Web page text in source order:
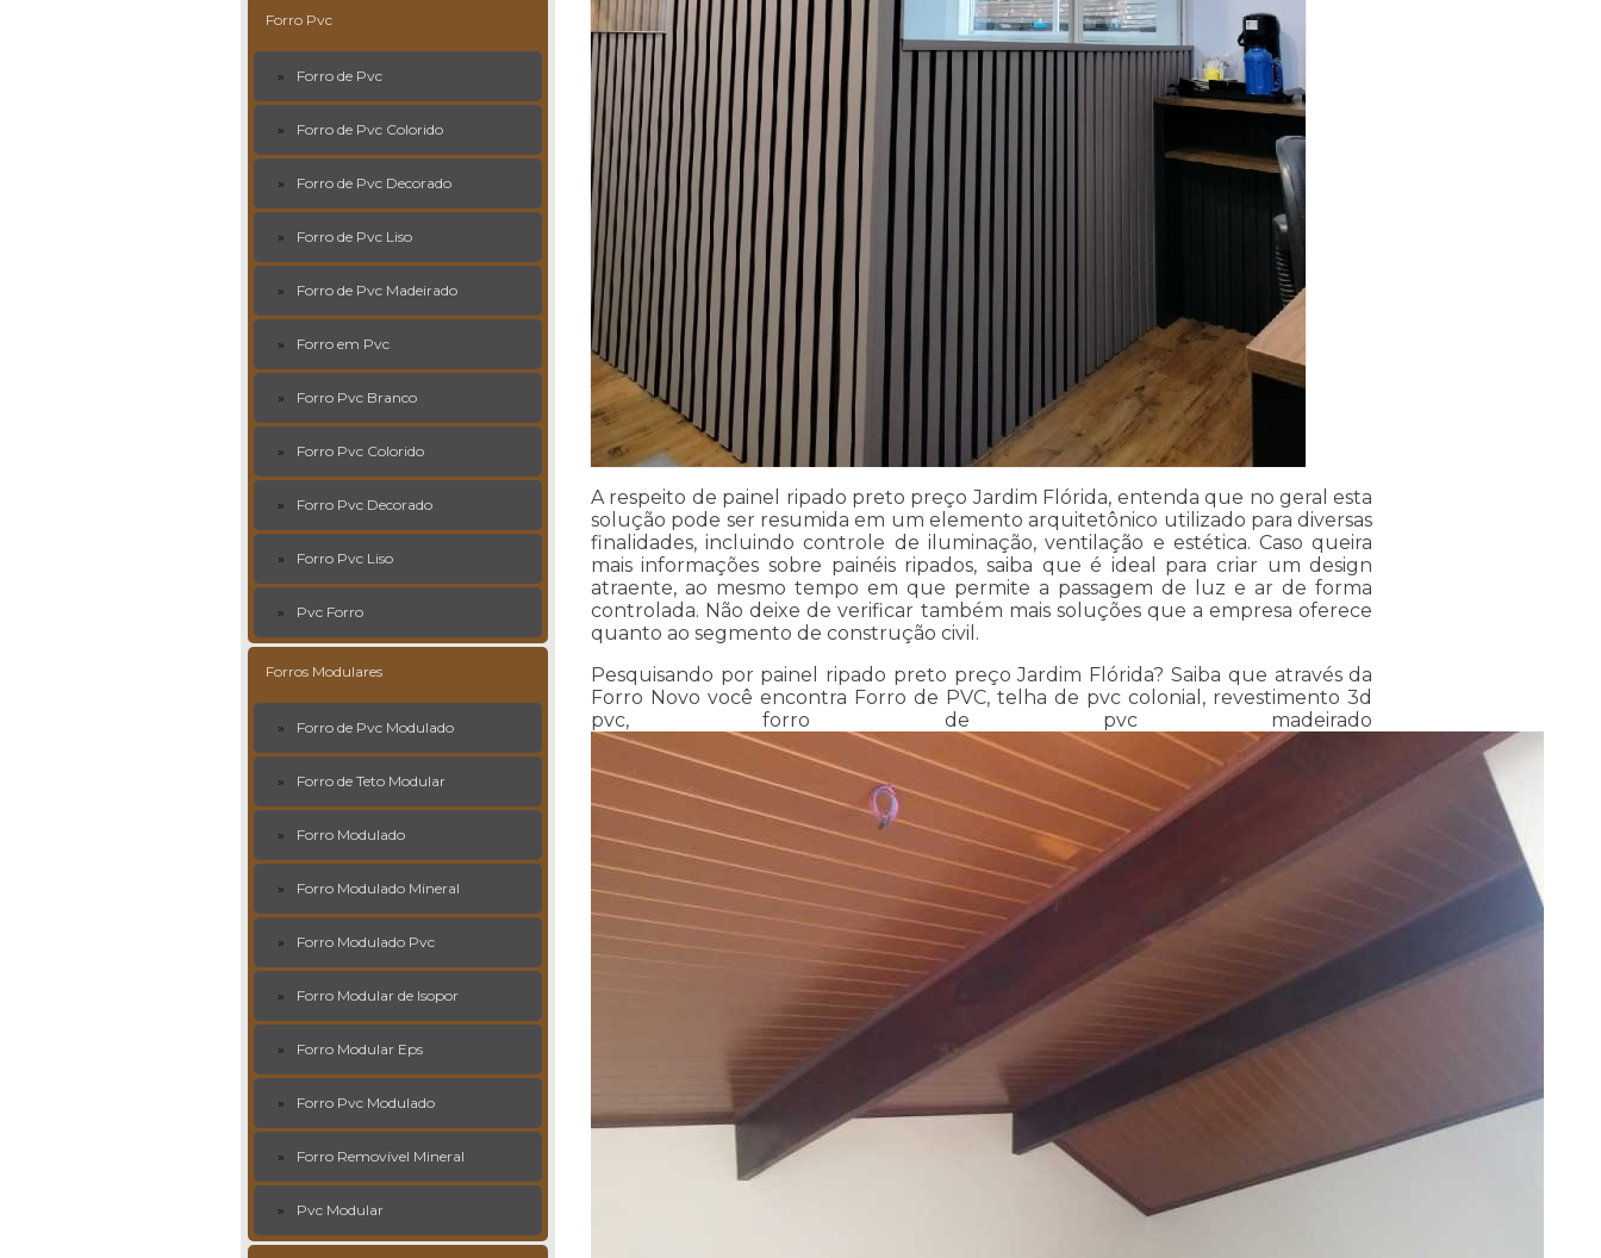
Forro Pvc
Forro de Pvc
Forro de Pvc Colorido
Forro de Pvc Decorado
Forro de Pvc Liso
Forro de Pvc Madeirado
Forro em Pvc
Forro Pvc Branco
Forro Pvc Colorido
Forro Pvc Decorado
Forro Pvc Liso
Pvc Forro
Forros Modulares
Forro de Pvc Modulado
Forro de Teto Modular
Forro Modulado
Forro Modulado Mineral
Forro Modulado Pvc
Forro Modular de Isopor
Forro Modular Eps
Forro Pvc Modulado
Forro Removível Mineral
Pvc Modular
A respeito de painel ripado preto preço Jardim Flórida, entenda que no geral esta
solução pode ser resumida em um elemento arquitetônico utilizado para diversas
finalidades, incluindo controle de iluminação, ventilação e estética. Caso queira
mais informações sobre painéis ripados, saiba que é ideal para criar um design
atraente, ao mesmo tempo em que permite a passagem de luz e ar de forma
controlada. Não deixe de verificar também mais soluções que a empresa oferece
quanto ao segmento de construção civil.
Pesquisando por painel ripado preto preço Jardim Flórida? Saiba que através da
Forro Novo você encontra Forro de PVC, telha de pvc colonial, revestimento 3d
pvc, forro de pvc madeirado